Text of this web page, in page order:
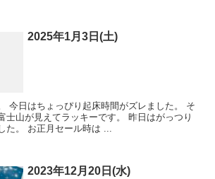
2025年1月3日(土)
今日はちょっぴり起床時間がズレました。 そ
士山が見えてラッキーです。 昨日はがっつり
た。 お正月セール時は ...
2023年12月20日(水)